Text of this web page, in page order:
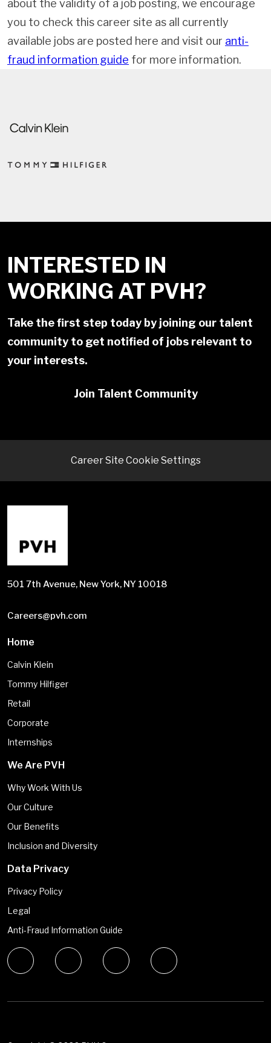
about the validity of a job posting, we encourage
you to check this career site as all currently
available jobs are posted here and visit our anti-
fraud information guide for more information.
INTERESTED IN
WORKING AT PVH?
Take the first step today by joining our talent
community to get notified of jobs relevant to
your interests.
Join Talent Community
Career Site Cookie Settings
501 7th Avenue, New York, NY 10018
Careers@pvh.com
Home
Calvin Klein
Tommy Hilfiger
Retail
Corporate
Internships
We Are PVH
Why Work With Us
Our Culture
Our Benefits
Inclusion and Diversity
Data Privacy
Privacy Policy
Legal
Anti-Fraud Information Guide